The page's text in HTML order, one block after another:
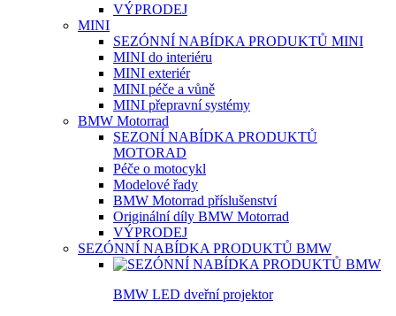
VÝPRODEJ
MINI
SEZÓNNÍ NABÍDKA PRODUKTŮ MINI
MINI do interiéru
MINI exteriér
MINI péče a vůně
MINI přepravní systémy
BMW Motorrad
SEZONÍ NABÍDKA PRODUKTŮ
MOTORAD
Péče o motocykl
Modelové řady
BMW Motorrad příslušenství
Originální díly BMW Motorrad
VÝPRODEJ
SEZÓNNÍ NABÍDKA PRODUKTŮ BMW
BMW LED dveřní projektor